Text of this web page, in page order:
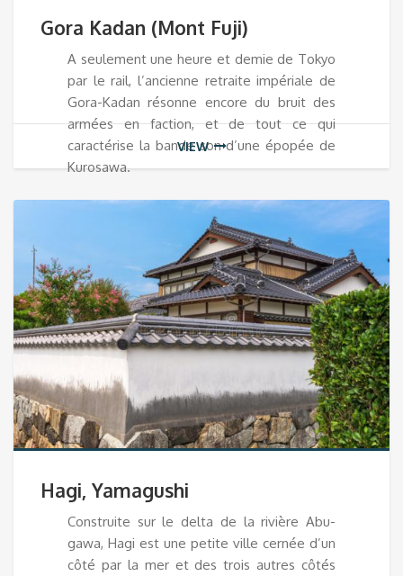
Gora Kadan (Mont Fuji)
A seulement une heure et demie de Tokyo
par le rail, l’ancienne retraite impériale de
Gora-Kadan résonne encore du bruit des
armées en faction, et de tout ce qui
caractérise la bande son d’une épopée de
Kurosawa.
VIEW
Hagi, Yamagushi
Construite sur le delta de la rivière Abu-
gawa, Hagi est une petite ville cernée d’un
côté par la mer et des trois autres côtés